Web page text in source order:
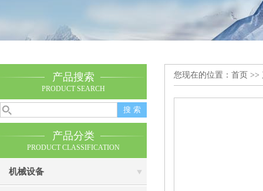
产品搜索
PRODUCT SEARCH
产品分类
PRODUCT CLASSIFICATION
机械设备
您现在的位置： 首页 >>